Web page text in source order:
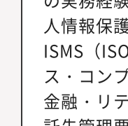
人情報保
ISMS（
ス・コン
金融・リ